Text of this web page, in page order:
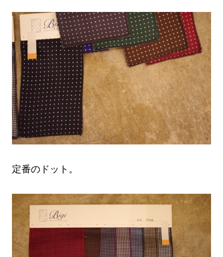
定番のドット。